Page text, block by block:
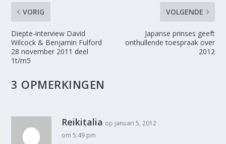
VORIG
Diepte-interview David
Wilcock & Benjamin Fulford
28 november 2011 deel
1t/m5
VOLGENDE
Japanse prinses geeft
onthullende toespraak over
2012
3 OPMERKINGEN
Reikitalia op januari 5, 2012
om 5:49 pm